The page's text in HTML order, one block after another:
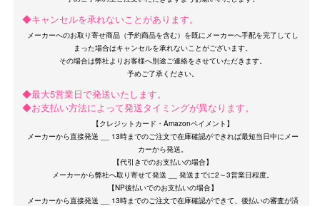
◆キャンセルを承れないことがあります。
メーカーへのお取り寄せ商品（予約商品を含む）を既にメーカーへ手配を完了してし
まった場合はキャンセルを承れないことがございます。
その場合は弊社よりお客様へ別途ご連絡をさせていただきます。
◆最大5営業日で発送いたします。
◆お支払い方法によって発送タイミングが異なります。
【クレジットカード・Amazonペイメント】
メーカーから直接発送 __ 13時までのご注文で在庫確認ができれば最短当日中にメー
カーから発送。
【代引きでのお支払いの場合】
メーカーから弊社へ取り寄せて発送 __ 発送までに2～3営業日程度。
【NP後払いでのお支払いの場合】
メーカーから直接発送 __ 13時までのご注文で在庫確認ができて、後払いの審査が済